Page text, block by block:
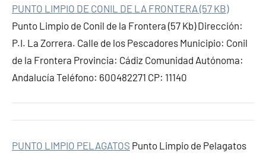
PUNTO LIMPIO DE CONIL DE LA FRONTERA (57 KB)
Punto Limpio de Conil de la Frontera (57 Kb) Dirección:
P.I. La Zorrera. Calle de los Pescadores Municipio: Conil
de la Frontera Provincia: Cádiz Comunidad Autónoma:
Andalucía Teléfono: 600482271 CP: 11140
PUNTO LIMPIO PELAGATOS Punto Limpio de Pelagatos